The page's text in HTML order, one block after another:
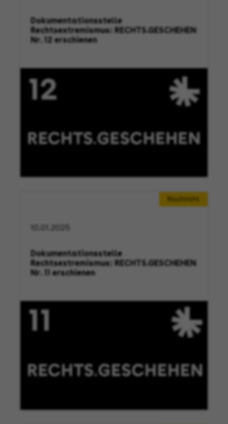
Dokumentationsstelle
Rechtsextremismus: RECHTS.GESCHEHEN
Nr. 12 erschienen
Nachricht
10.01.2025
Dokumentationsstelle
Rechtsextremismus: RECHTS.GESCHEHEN
Nr. 11 erschienen